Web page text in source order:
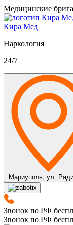
Медицинские
Кира Мед
Наркология
24/7
Мариуполь, ул.
Звонок по РФ
Звонок по РФ